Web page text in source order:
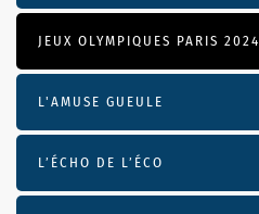
JEUX OLYMPIQUES PARIS 2024
L'AMUSE GUEULE
L’ÉCHO DE L’ÉCO